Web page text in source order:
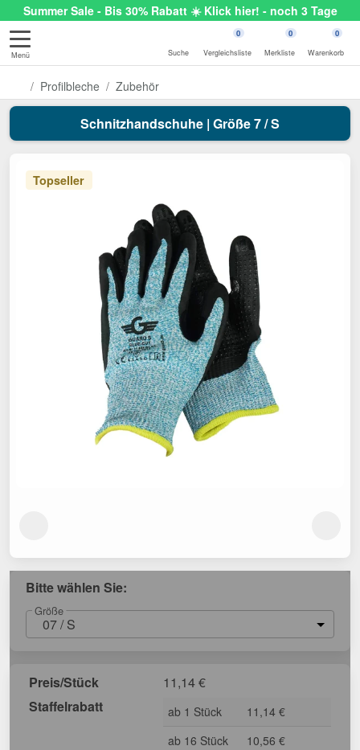
Summer Sale - Bis 30% Rabatt ☀️ Klick hier! - noch 3 Tage
Menü Suche
0
Vergleichsliste
0
Merkliste
0
Warenkorb
Profilbleche Zubehör
Schnitzhandschuhe | Größe 7 / S
Topseller
Bitte wählen Sie:
Größe
07 / S
Preis/Stück 11,14€
Staffelrabatt
ab 1 Stück
11,14 €
ab 16 Stück
10,56 €